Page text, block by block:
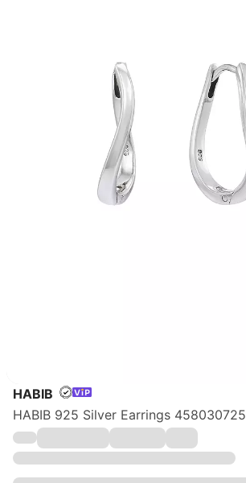
HABIB
HABIB 925 Silver Earrings 458030725